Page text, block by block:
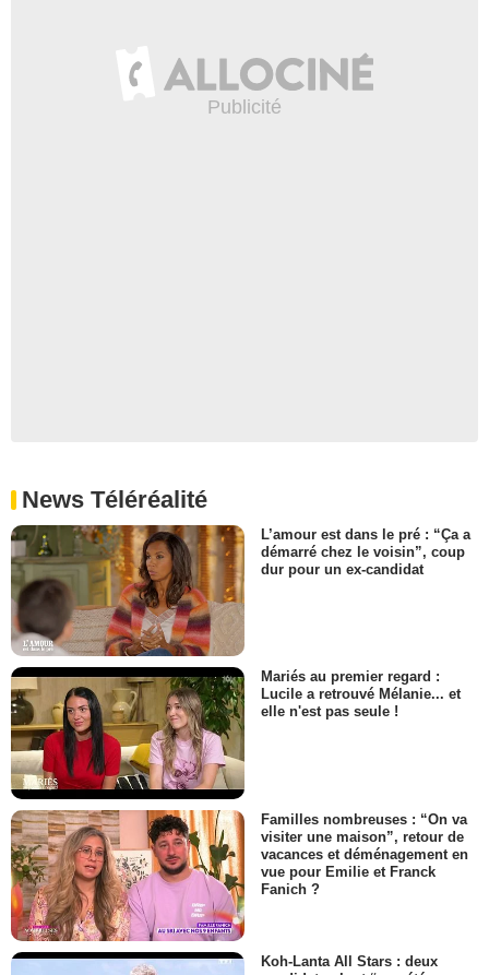
News Téléréalité
L’amour est dans le pré : “Ça a
démarré chez le voisin”, coup
dur pour un ex-candidat
Mariés au premier regard :
Lucile a retrouvé Mélanie... et
elle n'est pas seule !
Familles nombreuses : “On va
visiter une maison”, retour de
vacances et déménagement en
vue pour Emilie et Franck
Fanich ?
Koh-Lanta All Stars : deux